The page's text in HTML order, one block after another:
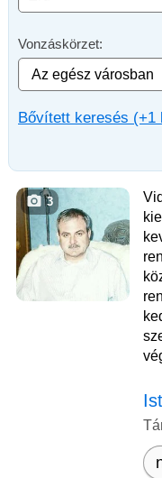
Vonzáskörzet:
Bővített keresés (+1
3